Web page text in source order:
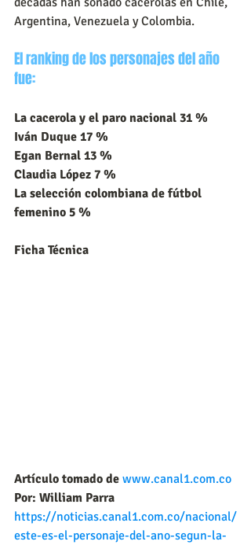
Argentina, Venezuela y Colombia.
El ranking de los personajes del año
fue:
La cacerola y el paro nacional 31 %
Iván Duque 17 %
Egan Bernal 13 %
Claudia López 7 %
La selección colombiana de fútbol
femenino 5 %
Ficha Técnica
Artículo tomado de www.canal1.com.co
Por: William Parra
https://noticias.canal1.com.co/nacional/
este-es-el-personaje-del-ano-segun-la-